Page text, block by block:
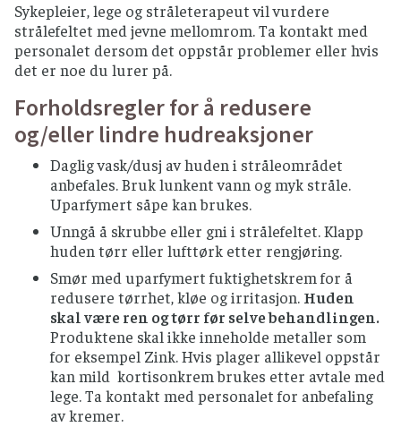
Sykepleier, lege og stråleterapeut vil vurdere
strålefeltet med jevne mellomrom. Ta kontakt med
personalet dersom det oppstår problemer eller hvis
det er noe du lurer på.
Forholdsregler for å redusere
og/eller lindre hudreaksjoner
Daglig vask/dusj av huden i stråleområdet
anbefales. Bruk lunkent vann og myk stråle.
Uparfymert såpe kan brukes.
Unngå å skrubbe eller gni i strålefeltet. Klapp
huden tørr eller lufttørk etter rengjøring.
Smør med uparfymert fuktighetskrem for å
redusere tørrhet, kløe og irritasjon. Huden
skal være ren og tørr før selve behandlingen.
Produktene skal ikke inneholde metaller som
for eksempel Zink. Hvis plager allikevel oppstår
kan mild kortisonkrem brukes etter avtale med
lege. Ta kontakt med personalet for anbefaling
av kremer.